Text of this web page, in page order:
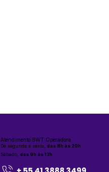
Atendimento BWT Operadora
De segunda a sexta, das 8h às 20h
Sábado, das 9h às 13h